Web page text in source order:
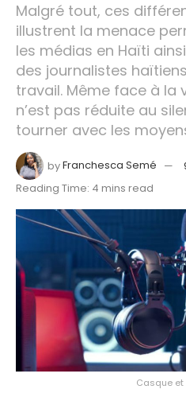
Malgré tout, ces
illustrent la menace
les médias en Haïti
des journalistes
travail. Même face à la
n’est pas réduite au
tourner avec les
byFranchesca Semé
Reading Time: 4 mins read
Casque